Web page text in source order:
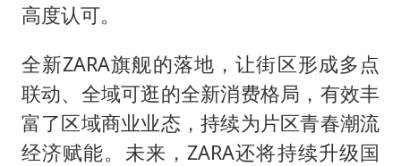
高度认可。
全新ZARA旗舰的落地，让街区形成多点
联动、全域可逛的全新消费格局，有效丰
富了区域商业业态，持续为片区青春潮流
经济赋能。未来，ZARA还将持续升级国